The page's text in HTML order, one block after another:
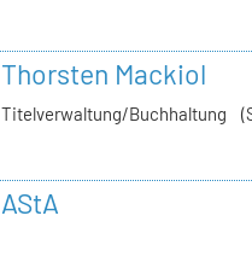
Thorsten Mackiol
Titelverwaltung/Buchhaltung
AStA